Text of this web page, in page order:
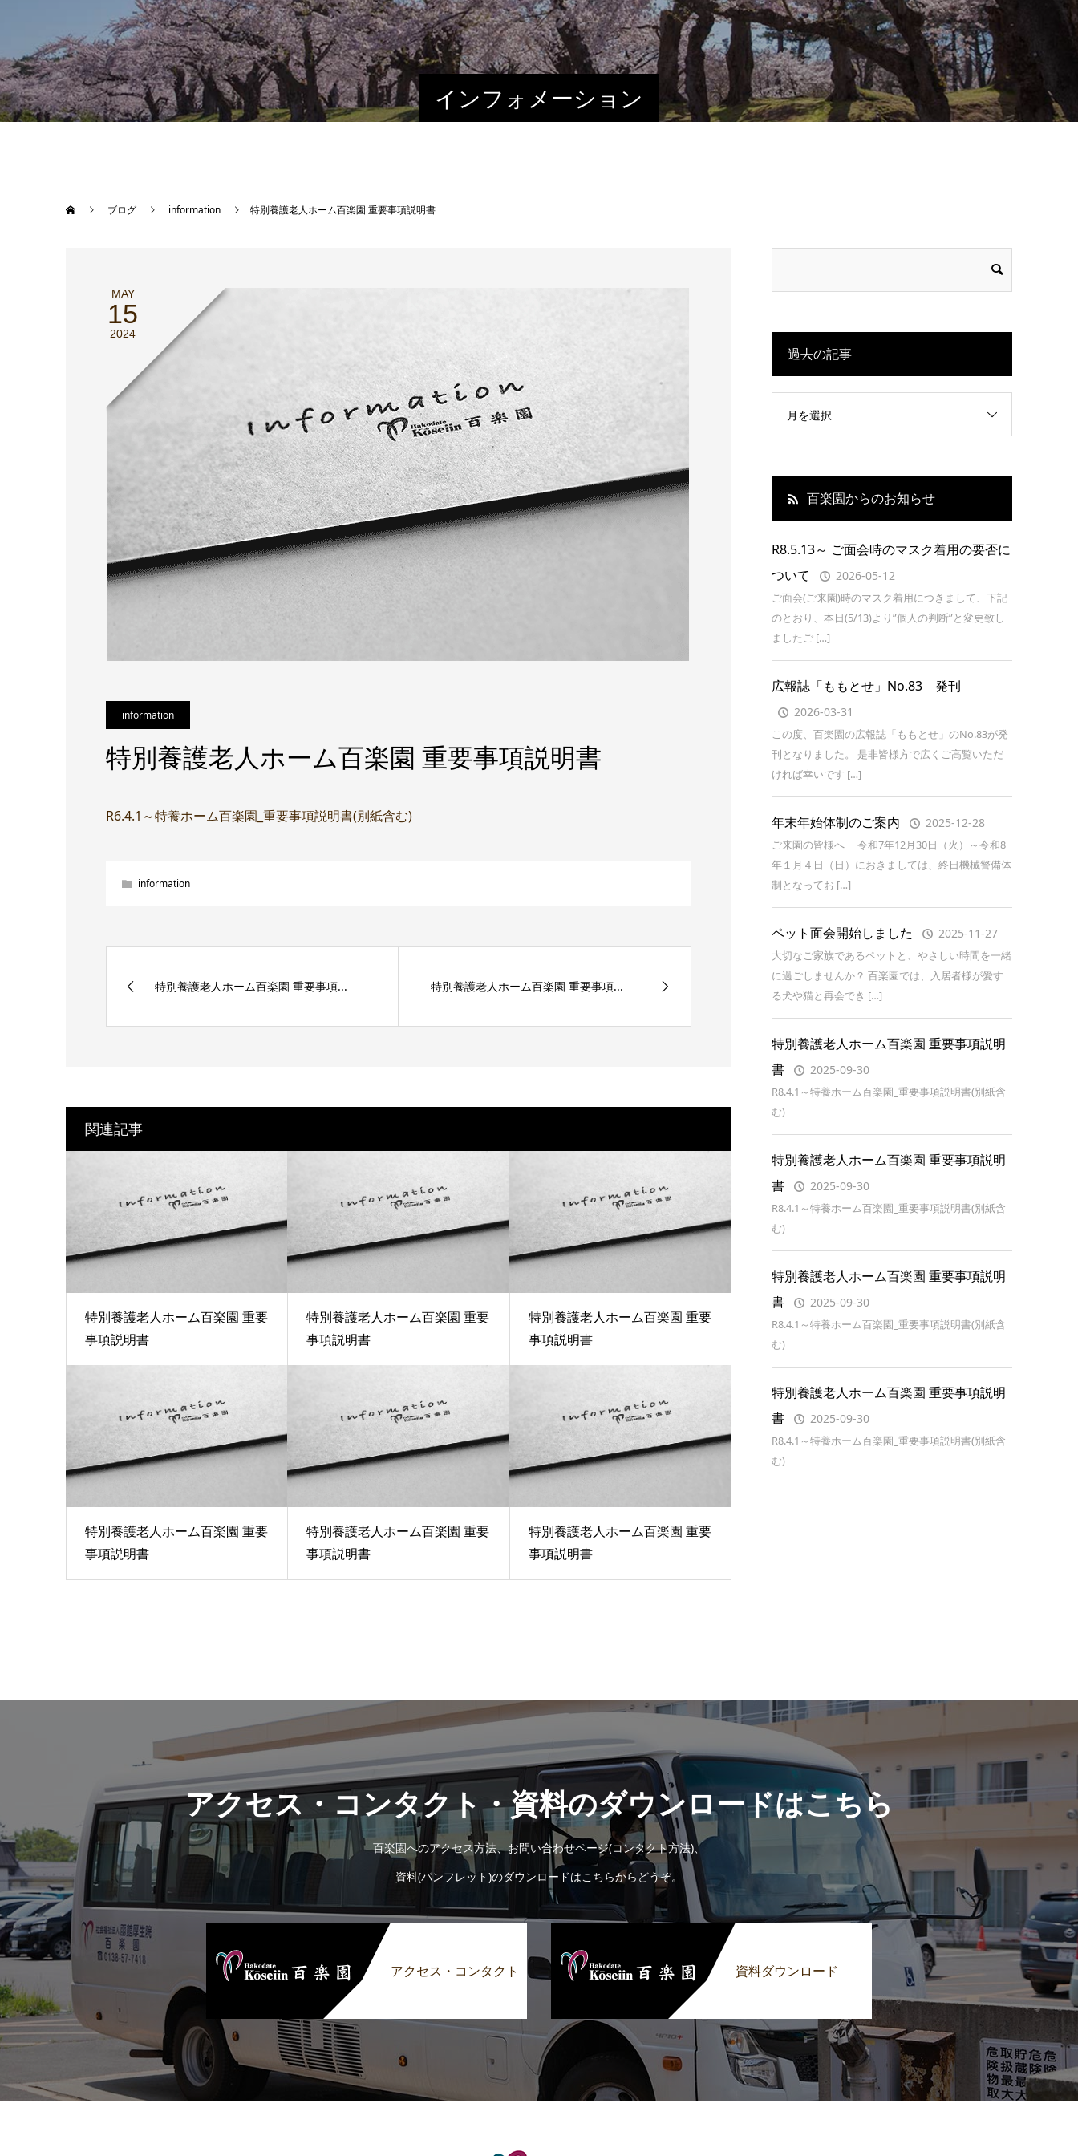
インフォメーション
ブログ information 特別養護老人ホーム百楽園 重要事項説明書
MAY
15
2024
information
特別養護老人ホーム百楽園 重要事項説明書
R6.4.1～特養ホーム百楽園_重要事項説明書(別紙含む)
information
特別養護老人ホーム百楽園 重要事項... 特別養護老人ホーム百楽園 重要事項...
関連記事
特別養護老人ホーム百楽園 重要
事項説明書
特別養護老人ホーム百楽園 重要
事項説明書
特別養護老人ホーム百楽園 重要
事項説明書
特別養護老人ホーム百楽園 重要
事項説明書
特別養護老人ホーム百楽園 重要
事項説明書
特別養護老人ホーム百楽園 重要
事項説明書
過去の記事
月を選択
百楽園からのお知らせ
R8.5.13～ ご面会時のマスク着用の要否に
ついて
2026-05-12
ご面会(ご来園)時のマスク着用につきまして、下記
のとおり、本日(5/13)より”個人の判断”と変更致し
ましたご […]
広報誌「ももとせ」No.83 発刊
2026-03-31
この度、百楽園の広報誌「ももとせ」のNo.83が発
刊となりました。 是非皆様方で広くご高覧いただ
ければ幸いです […]
年末年始体制のご案内 2025-12-28
ご来園の皆様へ 令和7年12月30日（火）～令和8
年１月４日（日）におきましては、終日機械警備体
制となってお […]
ペット面会開始しました 2025-11-27
大切なご家族であるペットと、やさしい時間を一緒
に過ごしませんか？ 百楽園では、入居者様が愛す
る犬や猫と再会でき […]
特別養護老人ホーム百楽園 重要事項説明
書
2025-09-30
R8.4.1～特養ホーム百楽園_重要事項説明書(別紙含
む)
特別養護老人ホーム百楽園 重要事項説明
書
2025-09-30
R8.4.1～特養ホーム百楽園_重要事項説明書(別紙含
む)
特別養護老人ホーム百楽園 重要事項説明
書
2025-09-30
R8.4.1～特養ホーム百楽園_重要事項説明書(別紙含
む)
特別養護老人ホーム百楽園 重要事項説明
書
2025-09-30
R8.4.1～特養ホーム百楽園_重要事項説明書(別紙含
む)
アクセス・コンタクト・資料のダウンロードはこちら
百楽園へのアクセス方法、お問い合わせページ(コンタクト方法)、
資料(パンフレット)のダウンロードはこちらからどうぞ。
アクセス・コンタクト 資料ダウンロード